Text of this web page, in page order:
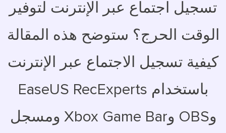
تسجيل اجتماع عبر الإنترنت لتوفير
الوقت الحرج؟ ستوضح هذه المقالة
كيفية تسجيل الاجتماع عبر الإنترنت
باستخدام EaseUS RecExperts
وOBS وXbox Game Bar ومسجل